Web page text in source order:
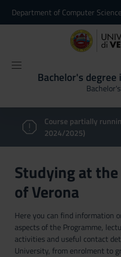
Department of Computer Science
Bachelor's
Course partially
2024/2025)
Studying at
of Verona
Here you can find information
aspects of the Programme,
activities and useful contact
University, from enrolment to